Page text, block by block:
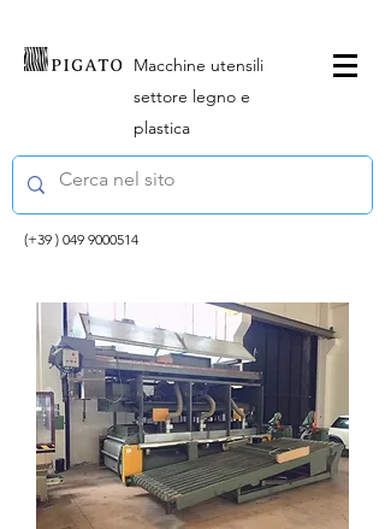
Macchine utensili
settore legno e
plastica
(+39 ) 049 9000514